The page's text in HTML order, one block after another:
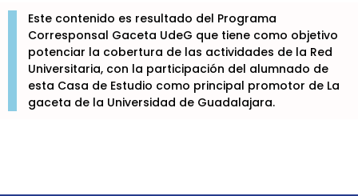
Este contenido es resultado del Programa
Corresponsal Gaceta UdeG que tiene como objetivo
potenciar la cobertura de las actividades de la Red
Universitaria, con la participación del alumnado de
esta Casa de Estudio como principal promotor de La
gaceta de la Universidad de Guadalajara.